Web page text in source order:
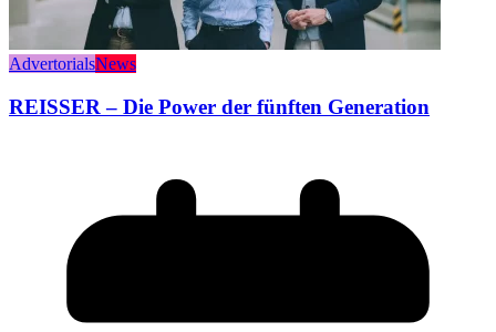
AdvertorialsNews
REISSER – Die Power der fünften Generation